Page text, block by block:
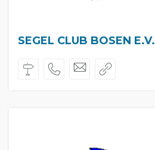
SEGEL CLUB BOSEN E.V.